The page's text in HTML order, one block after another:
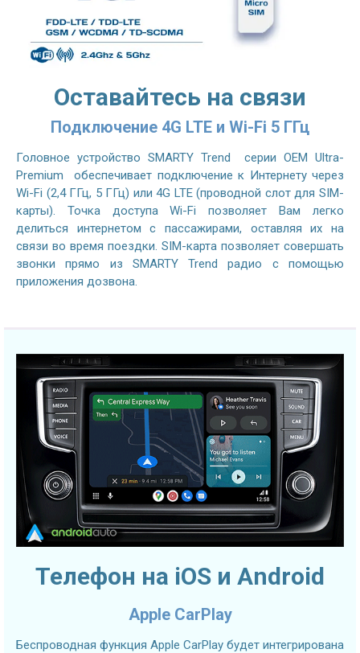
Оставайтесь на связи
Подключение 4G LTE и Wi-Fi 5 ГГц
Головное устройство SMARTY Trend серии OEM Ultra-
Premium обеспечивает подключение к Интернету через
Wi-Fi (2,4 ГГц, 5 ГГц) или 4G LTE (проводной слот для SIM-
карты). Точка доступа Wi-Fi позволяет Вам легко
делиться интернетом с пассажирами, оставляя их на
связи во время поездки. SIM-карта позволяет совершать
звонки прямо из SMARTY Trend радио с помощью
приложения дозвона.
Телефон на iOS и Android
Apple CarPlay
Беспроводная функция Apple CarPlay будет интегрирована